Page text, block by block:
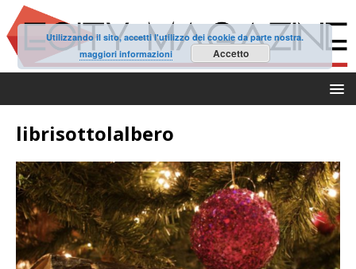
librisottolalbero
Utilizzando il sito, accetti l'utilizzo dei cookie da parte nostra.
maggiori informazioni
Accetto